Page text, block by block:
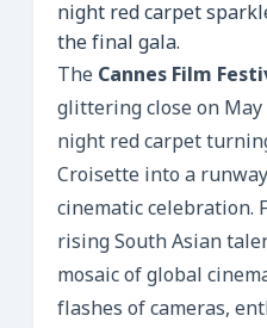
night red carpet
the final gala.
The Cannes Film
glittering close on
night red carpet
Croisette into a
cinematic celebration.
rising South Asian
mosaic of global
flashes of cameras,